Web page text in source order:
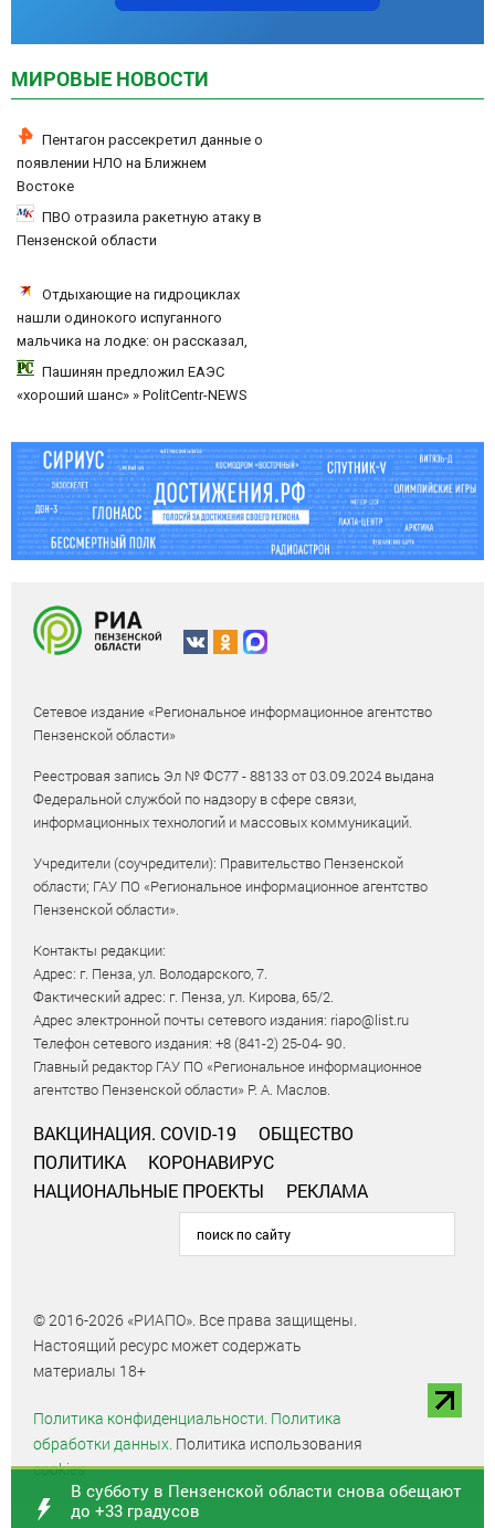
МИРОВЫЕ НОВОСТИ
Пентагон рассекретил данные о
появлении НЛО на Ближнем
Востоке
ПВО отразила ракетную атаку в
Пензенской области
Отдыхающие на гидроциклах
нашли одинокого испуганного
мальчика на лодке: он рассказал,
что его папа нырнул и пропал
Пашинян предложил ЕАЭС
«хороший шанс» » PolitCentr-NEWS
Сетевое издание «Региональное информационное агентство
Пензенской области»
Реестровая запись Эл № ФС77 - 88133 от 03.09.2024 выдана
Федеральной службой по надзору в сфере связи,
информационных технологий и массовых коммуникаций.
Учредители (соучредители): Правительство Пензенской
области; ГАУ ПО «Региональное информационное агентство
Пензенской области».
Контакты редакции:
Адрес: г. Пенза, ул. Володарского, 7.
Фактический адрес: г. Пенза, ул. Кирова, 65/2.
Адрес электронной почты сетевого издания: riapo@list.ru
Телефон сетевого издания: +8 (841-2) 25-04- 90.
Главный редактор ГАУ ПО «Региональное информационное
агентство Пензенской области» Р. А. Маслов.
ВАКЦИНАЦИЯ. COVID-19
ОБЩЕСТВО
ПОЛИТИКА
КОРОНАВИРУС
НАЦИОНАЛЬНЫЕ ПРОЕКТЫ
РЕКЛАМА
© 2016-2026 «РИАПО». Все права защищены.
Настоящий ресурс может содержать
материалы 18+
Политика конфиденциальности. Политика
обработки данных. Политика использования
cookies
В субботу в Пензенской области снова обещают
до +33 градусов